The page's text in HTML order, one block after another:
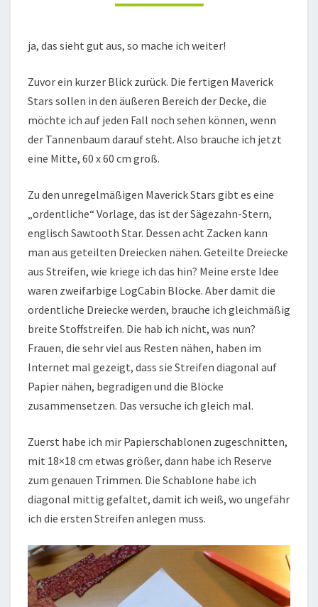
ja, das sieht gut aus, so mache ich weiter!
Zuvor ein kurzer Blick zurück. Die fertigen Maverick
Stars sollen in den äußeren Bereich der Decke, die
möchte ich auf jeden Fall noch sehen können, wenn
der Tannenbaum darauf steht. Also brauche ich jetzt
eine Mitte, 60 x 60 cm groß.
Zu den unregelmäßigen Maverick Stars gibt es eine
„ordentliche“ Vorlage, das ist der Sägezahn-Stern,
englisch Sawtooth Star. Dessen acht Zacken kann
man aus geteilten Dreiecken nähen. Geteilte Dreiecke
aus Streifen, wie kriege ich das hin? Meine erste Idee
waren zweifarbige LogCabin Blöcke. Aber damit die
ordentliche Dreiecke werden, brauche ich gleichmäßig
breite Stoffstreifen. Die hab ich nicht, was nun?
Frauen, die sehr viel aus Resten nähen, haben im
Internet mal gezeigt, dass sie Streifen diagonal auf
Papier nähen, begradigen und die Blöcke
zusammensetzen. Das versuche ich gleich mal.
Zuerst habe ich mir Papierschablonen zugeschnitten,
mit 18×18 cm etwas größer, dann habe ich Reserve
zum genauen Trimmen. Die Schablone habe ich
diagonal mittig gefaltet, damit ich weiß, wo ungefähr
ich die ersten Streifen anlegen muss.